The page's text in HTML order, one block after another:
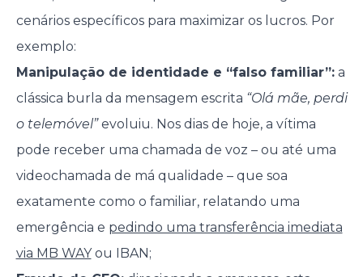
cenários específicos para maximizar os lucros. Por
exemplo:
Manipulação de identidade e “falso familiar”:a
clássica burla da mensagem escrita “Olá mãe, perdi
o telemóvel”evoluiu. Nos dias de hoje, a vítima
pode receber uma chamada de voz – ou até uma
videochamada de má qualidade – que soa
exatamente como o familiar, relatando uma
emergência e pedindo uma transferência imediata
via MB WAYou IBAN;